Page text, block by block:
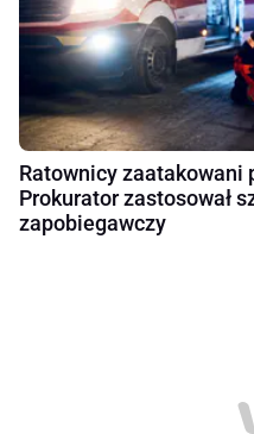
Ratownicy zaatakowani
Prokurator zastosował
zapobiegawczy